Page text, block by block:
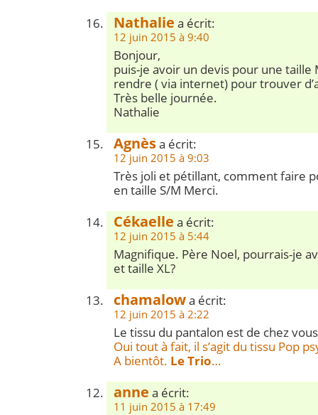
Nathalie a écrit:
12 juin 2015 à 9:40
Bonjour,
puis-je avoir un devis pour une taille
rendre ( via internet) pour trouver
Très belle journée.
Nathalie
Agnèsa écrit:
12 juin 2015 à 9:03
Très joli et pétillant, comment faire
en taille S/M Merci.
Cékaelle a écrit:
12 juin 2015 à 5:44
Magnifique. Père Noel, pourrais-je
et taille XL?
chamalowa écrit:
12 juin 2015 à 2:22
Le tissu du pantalon est de chez
Oui tout à fait, il s’agit du tissu Pop
A bientôt. Le Trio…
anne a écrit:
11 juin 2015 à 17:49